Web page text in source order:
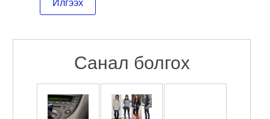
Санал болгох